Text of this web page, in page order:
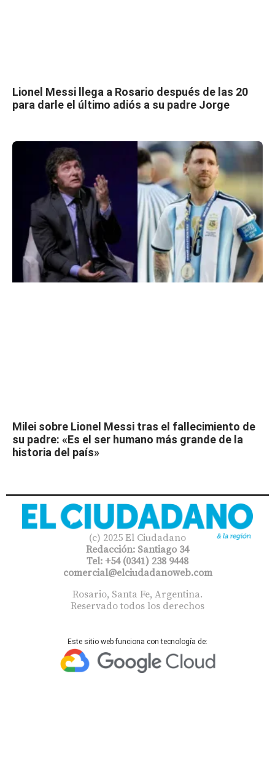
Lionel Messi llega a Rosario después de las 20
para darle el último adiós a su padre Jorge
Milei sobre Lionel Messi tras el fallecimiento de
su padre: «Es el ser humano más grande de la
historia del país»
(c) 2025 El Ciudadano
Redacción: Santiago 34
Tel: +54 (0341) 238 9448
comercial@elciudadanoweb.com​
Rosario, Santa Fe, Argentina.
Reservado todos los derechos
Este sitio web funciona con tecnología de: